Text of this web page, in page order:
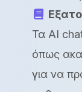
Τα AI
όπως
για να